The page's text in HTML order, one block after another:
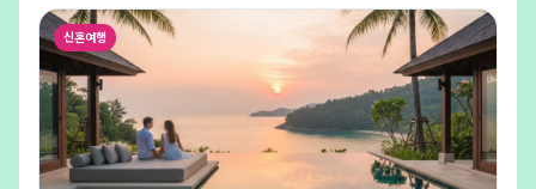
신혼여행